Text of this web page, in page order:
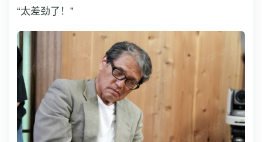
“太差劲了！”